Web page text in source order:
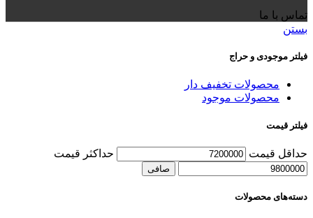
تماس با ما
بستن
فیلتر موجودی و حراج
محصولات تخفیف دار
محصولات موجود
فیلتر قیمت
حداقل قیمت حداكثر قيمت
صافی
دسته‌های محصولات